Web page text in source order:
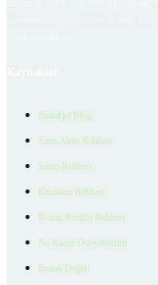
Emlakjet Blog
Satın Alma Rehberi
Satıcı Rehberi
Kiralama Rehberi
Konut Kredisi Rehberi
Ne Kadar Ödeyebilirim
Emlak Değeri